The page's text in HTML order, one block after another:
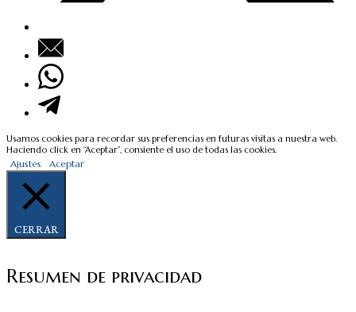
Usamos cookies para recordar sus preferencias en futuras visitas a nuestra web.
Haciendo click en “Aceptar”, consiente el uso de todas las cookies.
Ajustes Aceptar
CERRAR
Resumen de privacidad